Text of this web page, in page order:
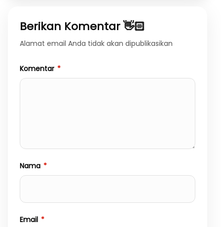
Berikan Komentar 👋🏻
Alamat email Anda tidak akan dipublikasikan
Komentar *
Nama *
Email *